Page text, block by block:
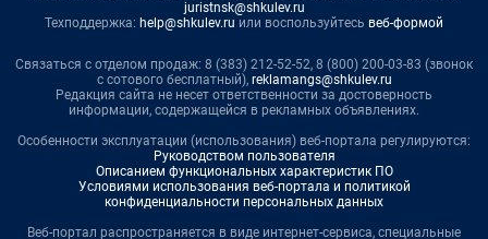
juristnsk@shkulev.ru
Техподдержка: help@shkulev.ru или воспользуйтесь веб-формой
Связаться с отделом продаж: 8 (383) 212-52-52, 8 (800) 200-03-83 (звонок
с сотового бесплатный), reklamangs@shkulev.ru
Редакция сайта не несет ответственности за достоверность
информации, содержащейся в рекламных объявлениях.
Особенности эксплуатации (использования) веб-портала регулируются:
Руководством пользователя
Описанием функциональных характеристик ПО
Условиями использования веб-портала и политикой
конфиденциальности персональных данных
Веб-портал распространяется в виде интернет-сервиса, специальные